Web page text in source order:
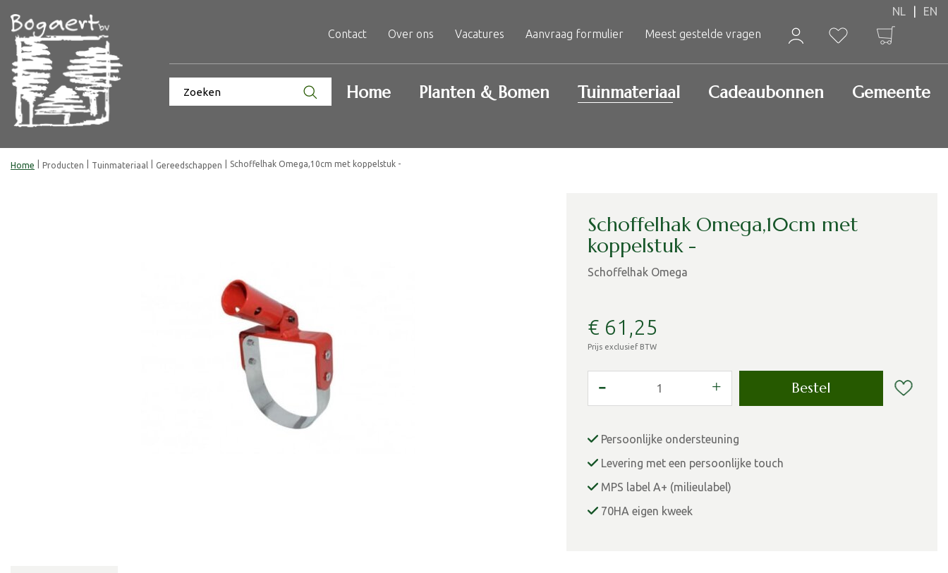
naar
content
Home Producten Tuinmateriaal Gereedschappen Schoffelhak Omega,10cm met koppelstuk -
Contact Over ons Vacatures Aanvraag formulier Meest gestelde vragen
Home Planten & Bomen Tuinmateriaal Cadeaubonnen Gemeente
Schoffelhak Omega,10cm met
koppelstuk -
Schoffelhak Omega
€ 61 ,25
Prijs exclusief BTW
Persoonlijke ondersteuning
Levering met een persoonlijke touch
MPS label A+ (milieulabel)
70HA eigen kweek